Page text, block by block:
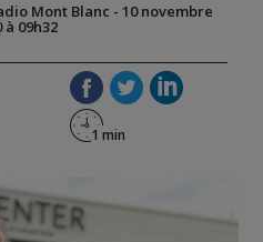
Mont Blanc - 10 novembre
à 09h32